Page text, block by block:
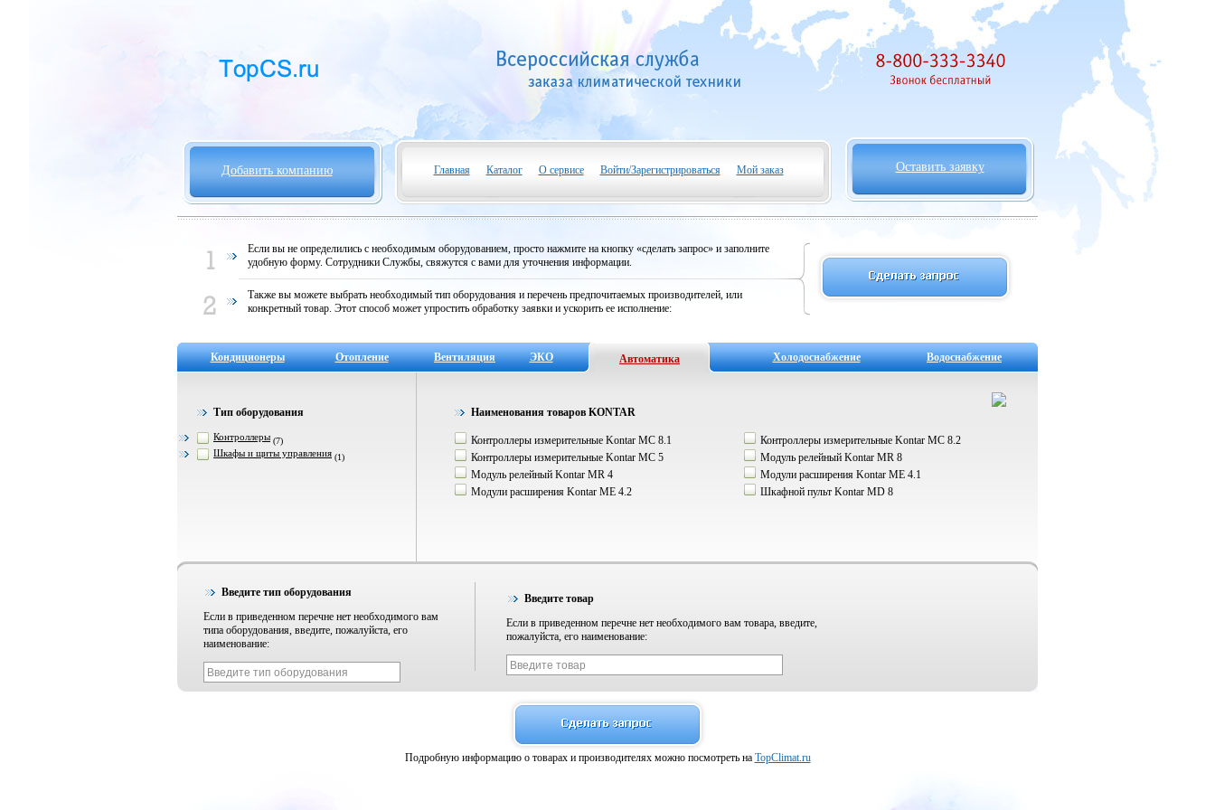
Добавить компанию Главная Каталог О сервисе Войти/Зарегистрироваться Мой заказ Оставить заявку
Если вы не определились с необходимым оборудованием, просто нажмите на кнопку «сделать запрос» и заполните
удобную форму. Сотрудники Службы, свяжутся с вами для уточнения информации.
Также вы можете выбрать необходимый тип оборудования и перечень предпочитаемых производителей, или
конкретный товар. Этот способ может упростить обработку заявки и ускорить ее исполнение:
Кондиционеры Отопление Вентиляция ЭКО Автоматика Холодоснабжение Водоснабжение
Тип оборудования
Контроллеры (7)
Шкафы и щиты управления (1)
Наименования товаров KONTAR
Контроллеры измерительные Kontar МС 8.1
Контроллеры измерительные Kontar МС 8.2
Контроллеры измерительные Kontar МС 5
Модуль релейный Kontar МR 8
Модуль релейный Kontar МR 4
Модули расширения Kontar ME 4.1
Модули расширения Kontar ME 4.2
Шкафной пульт Kontar MD 8
Введите тип оборудования
Если в приведенном перечне нет необходимого вам
типа оборудования, введите, пожалуйста, его
наименование:
Введите товар
Если в приведенном перечне нет необходимого вам товара, введите,
пожалуйста, его наименование:
Подробную информацию о товарах и производителях можно посмотреть на TopClimat.ru